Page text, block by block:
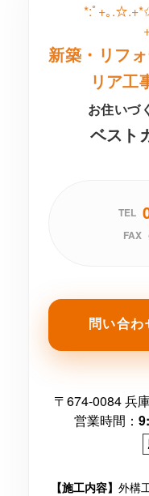
*:ﾟ+｡
新築・リフ
リア工
お住いづ
ベスト
TEL
FAX
問い合
〒674-0084 兵
営業時間：
【施工内容】 外構